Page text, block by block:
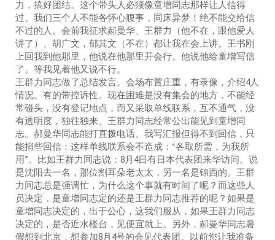
力，搞好团结。这个带头人必须像童增同志那样让人信得
过。我们三个人不能各怀心腹事，同床异梦！绝不能交给信
不过的人。会前我征求郝曼华、王群力（他不在，跟他爱人
讲了）、胡广文，郁其文（不在）都让我在会上讲。王书刚
上回我到他那里，他说在他那里开会行。他说他给童增写信
了。等我见着他又说不行。
王群力同志做了总结发言。会场布置庄重，有录像，介绍4人
情况。有的带控诉性。现在困难是没有集会的地方，不能经
常碰头，没有登记地点，而又采取单线联系，互不通气，没
有透明度，独往独来。王群力同志经常公出能见到童增同
志。郝曼华同志能打直拨电话。我写汇报但得不到回信，只
能捎些回信；这样单线联系会不造成：“各取所需，为我所
用”。比如王群力同志说：8月4日有日本代表团来华访问。说
是沈阳去一名，那位割耳朵老太太，另一名是锦西的。王群
力同志总是强调忙，为什么这个事就有时间了呢？而这些人
员决定，是童增同志定的还是王群力同志推荐的呢？如果是
童增同志决定的，出于公心，这我们服从，如果王群力同志
决定的，是否近水楼台，见便宜就上。另外，郝曼华同志暑
假想到北京，想参加8月4号的会见代表团。以前您让我准备